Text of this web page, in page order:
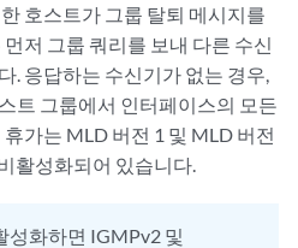
호스트가 그룹 탈퇴 메시지를
저 그룹 쿼리를 보내 다른 수신
. 응답하는 수신기가 없는 경우,
트 그룹에서 인터페이스의 모든
가는 MLD 버전 1 및 MLD 버전
활성화되어 있습니다.
성화하면 IGMPv2 및